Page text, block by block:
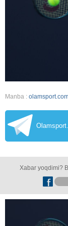
Manba :
Xabar yoqdimi?